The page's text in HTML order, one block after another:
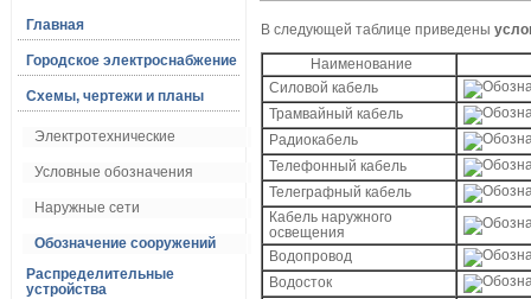
Главная
Городское электроснабжение
Схемы, чертежи и планы
Электротехнические
Условные обозначения
Наружные сети
Обозначение сооружений
Распределительные
устройства
В следующей таблице приведены
Наименование
Силовой кабель
Трамвайный кабель
Радиокабель
Телефонный кабель
Телеграфный кабель
Кабель наружного
освещения
Водопровод
Водосток